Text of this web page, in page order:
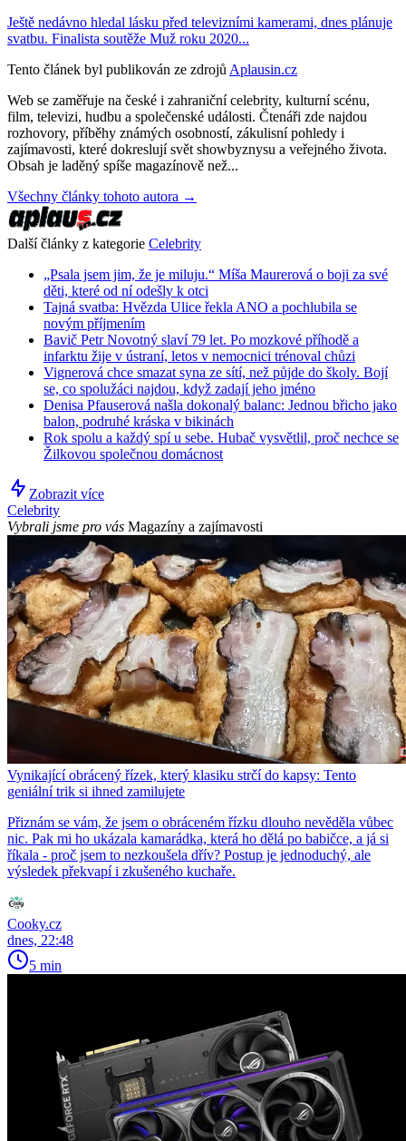
Ještě nedávno hledal lásku před televizními kamerami, dnes plánuje
svatbu. Finalista soutěže Muž roku 2020...
Tento článek byl publikován ze zdrojů Aplausin.cz
Web se zaměřuje na české i zahraniční celebrity, kulturní scénu,
film, televizi, hudbu a společenské události. Čtenáři zde najdou
rozhovory, příběhy známých osobností, zákulisní pohledy i
zajímavosti, které dokreslují svět showbyznysu a veřejného života.
Obsah je laděný spíše magazínově než...
Všechny články tohoto autora →
Další články z kategorie Celebrity
„Psala jsem jim, že je miluju.“ Míša Maurerová o boji za své
děti, které od ní odešly k otci
Tajná svatba: Hvězda Ulice řekla ANO a pochlubila se
novým příjmením
Bavič Petr Novotný slaví 79 let. Po mozkové příhodě a
infarktu žije v ústraní, letos v nemocnici trénoval chůzi
Vignerová chce smazat syna ze sítí, než půjde do školy. Bojí
se, co spolužáci najdou, když zadají jeho jméno
Denisa Pfauserová našla dokonalý balanc: Jednou břicho jako
balon, podruhé kráska v bikinách
Rok spolu a každý spí u sebe. Hubač vysvětlil, proč nechce se
Žilkovou společnou domácnost
Zobrazit více
Celebrity
Vybrali jsme pro vás Magazíny a zajímavosti
Vynikající obrácený řízek, který klasiku strčí do kapsy: Tento
geniální trik si ihned zamilujete
Přiznám se vám, že jsem o obráceném řízku dlouho nevěděla vůbec
nic. Pak mi ho ukázala kamarádka, která ho dělá po babičce, a já si
říkala - proč jsem to nezkoušela dřív? Postup je jednoduchý, ale
výsledek překvapí i zkušeného kuchaře.
Cooky.cz
dnes, 22:48
5 min